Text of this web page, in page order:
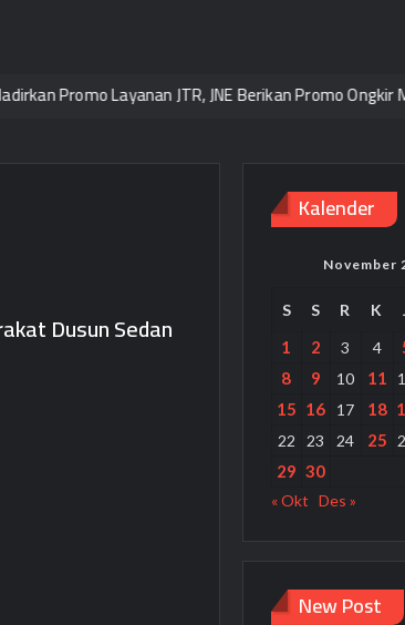
Layanan JTR, JNE Berikan Promo Ongkir Mulai
Dusun Sedan
Kalender
November
S S R K
1 2 3 4
8 9 10 11
15 16 17 18
22
23 24 25
29 30
« Okt Des »
New Post